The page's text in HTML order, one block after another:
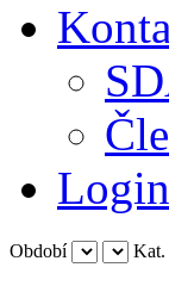
Login
Období Kat.